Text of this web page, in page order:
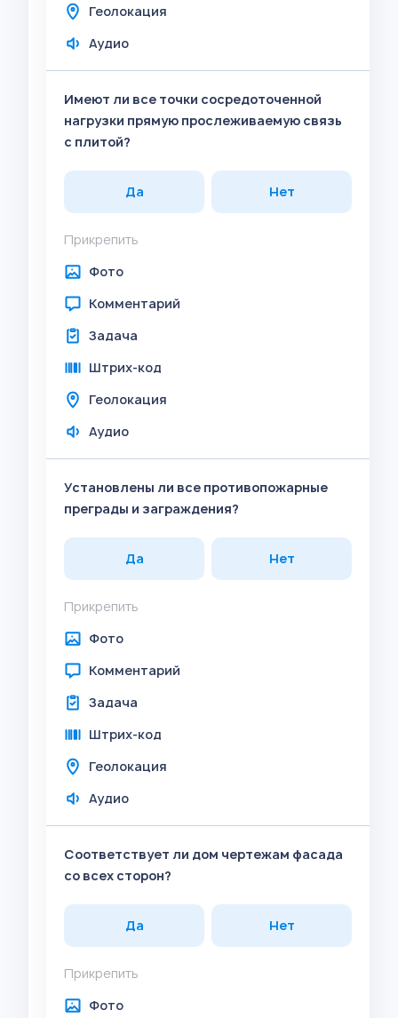
Геолокация
Аудио
Имеют ли все точки сосредоточенной
нагрузки прямую прослеживаемую связь
с плитой?
Да Нет
Прикрепить
Фото
Комментарий
Задача
Штрих-код
Геолокация
Аудио
Установлены ли все противопожарные
преграды и заграждения?
Да Нет
Прикрепить
Фото
Комментарий
Задача
Штрих-код
Геолокация
Аудио
Соответствует ли дом чертежам фасада
со всех сторон?
Да Нет
Прикрепить
Фото